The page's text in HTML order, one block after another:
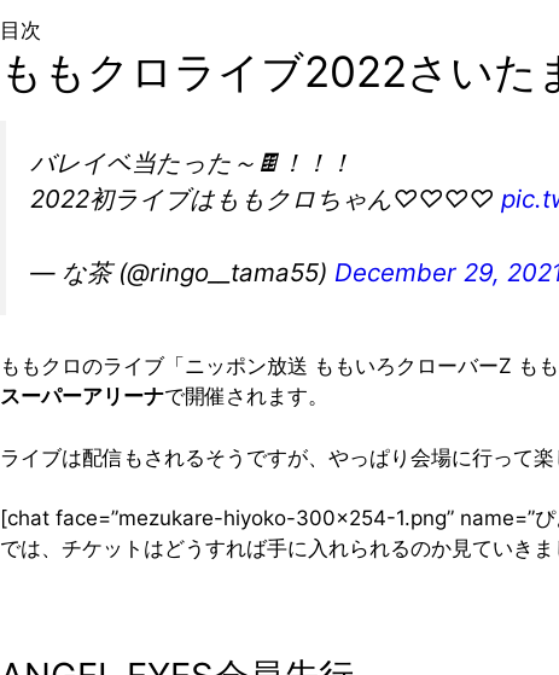
目次
ももクロライブ2022さいた
バレイベ当たった～🍫！！！
2022初ライブはももクロちゃん♡♡♡♡
— な茶 (@ringo__tama55) December 29,
ももクロのライブ「ニッポン放送 ももいろクローバーZ
スーパーアリーナで開催されます。
ライブは配信もされるそうですが、やっぱり会場に行って楽
[chat face=”mezukare-hiyoko-300×254-1.png” name=”ぴ
では、チケットはどうすれば手に入れられるのか見ていきま